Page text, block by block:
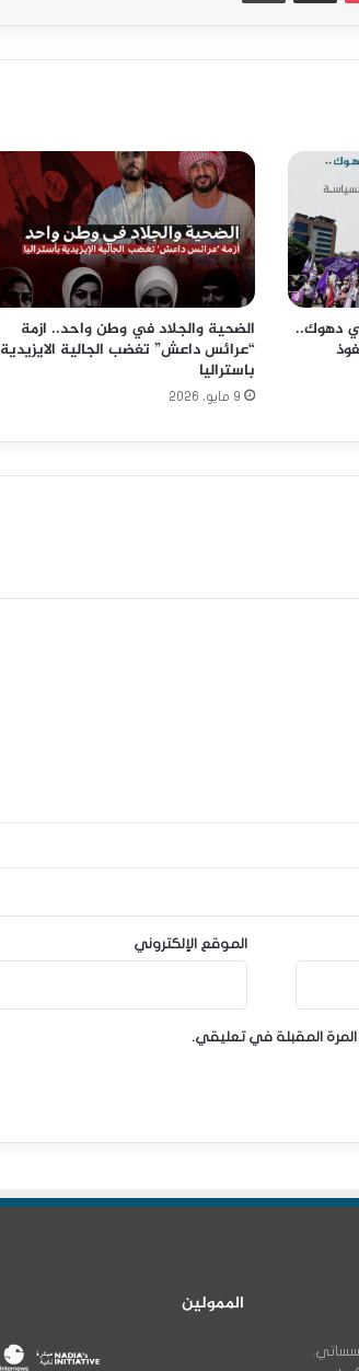
دهوك..
الضحية والجلاد في وطن واحد.. ازمة
“عرائس داعش” تغضب الجالية الايزيدية
باستراليا
9 مايو، 2026
الموقع الإلكتروني
المقبلة في تعليقي.
الممولين